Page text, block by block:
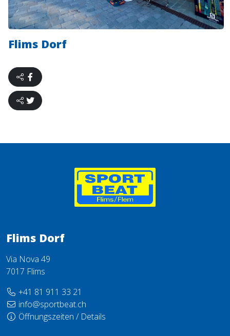
Flims Dorf
Flims Dorf
Via Nova 49
7017 Flims
+41 81 911 33 21
info@sportbeat.ch
Öffnungszeiten / Details